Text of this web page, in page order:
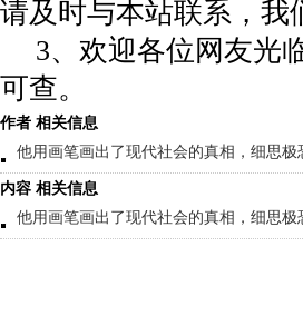
请及时与本站联系，我
3、欢迎各位网友光
可查。
作者 相关信息
他用画笔画出了现代社会的真相，细思极
内容 相关信息
他用画笔画出了现代社会的真相，细思极